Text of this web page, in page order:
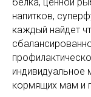
напитков,
каждый найдет
индивидуальное
кормящих мам и